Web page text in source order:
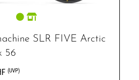
SLR FIVE Arctic
56
(UVP)